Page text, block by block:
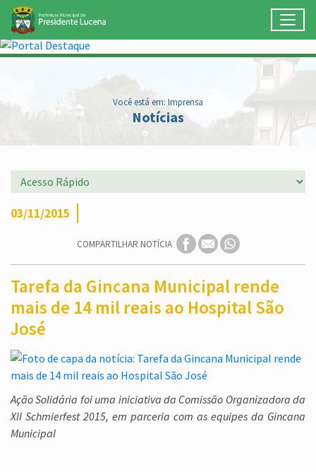
Ir para conteúdo principal
Você está em: Imprensa
Notícias
03/11/2015
COMPARTILHAR NOTÍCIA
Tarefa da Gincana Municipal rende
mais de 14 mil reais ao Hospital São
José
Ação Solidária foi uma iniciativa da Comissão Organizadora da
XII Schmierfest 2015, em parceria com as equipes da Gincana
Municipal